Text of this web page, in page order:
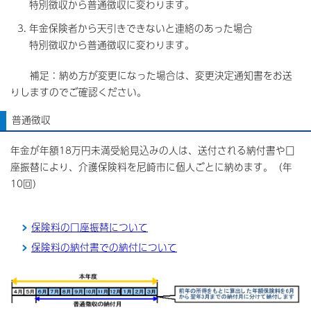
特別徴収から普通徴収に変わります。
年金保険者から天引きできないと連絡のあった場合
特別徴収から普通徴収に変わります。
補足：納め方が変更になった場合は、変更決定通知書をお送
りしますのでご確認ください。
普通徴収
年金が年額18万円未満受給見込みの人は、送付される納付書や口
座振替により、介護保険料を尼崎市に個人ごとに納めます。（年
10回）
保険料の口座振替について
保険料の納付書での納付について